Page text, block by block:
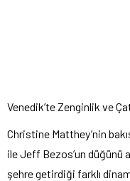
Venedik’te Zenginlik ve
Christine Matthey’nin
ile Jeff Bezos’un düğünü
şehre getirdiği farklı